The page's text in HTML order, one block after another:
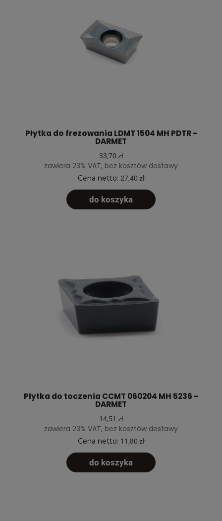
Płytka do frezowania LDMT 1504 MH PDTR -
DARMET
33,70 zł
zawiera 23% VAT, bez kosztów dostawy
Cena netto: 27,40 zł
do koszyka
Płytka do toczenia CCMT 060204 MH 5236 -
DARMET
14,51 zł
zawiera 23% VAT, bez kosztów dostawy
Cena netto: 11,80 zł
do koszyka